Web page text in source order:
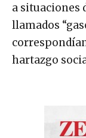
a situaciones
llamados
hartazgo